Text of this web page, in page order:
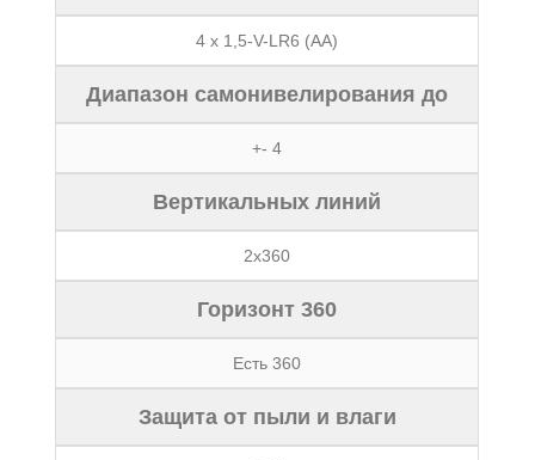
4 x 1,5-V-LR6 (AA)
Диапазон самонивелирования до
+- 4
Вертикальных линий
2x360
Горизонт 360
Есть 360
Защита от пыли и влаги